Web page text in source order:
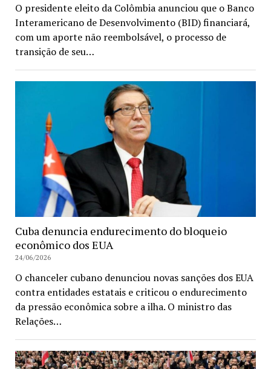
O presidente eleito da Colômbia anunciou que o Banco
Interamericano de Desenvolvimento (BID) financiará,
com um aporte não reembolsável, o processo de
transição de seu…
Cuba denuncia endurecimento do bloqueio
econômico dos EUA
24/06/2026
O chanceler cubano denunciou novas sanções dos EUA
contra entidades estatais e criticou o endurecimento
da pressão econômica sobre a ilha. O ministro das
Relações…